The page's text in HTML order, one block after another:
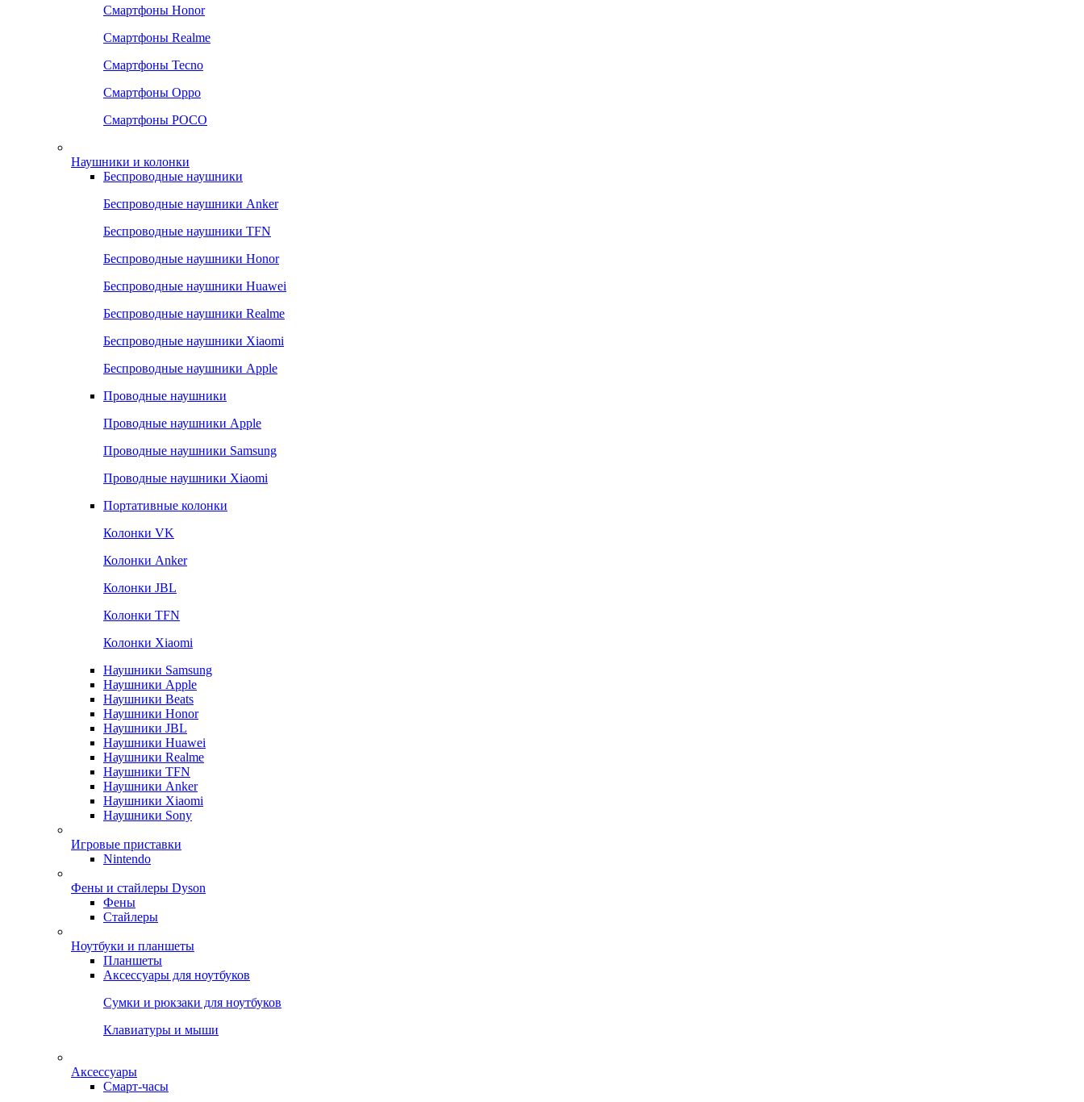
Смартфоны Honor
Смартфоны Realme
Смартфоны Tecno
Смартфоны Oppo
Смартфоны POCO
Наушники и колонки
Беспроводные наушники
Беспроводные наушники Anker
Беспроводные наушники TFN
Беспроводные наушники Honor
Беспроводные наушники Huawei
Беспроводные наушники Realme
Беспроводные наушники Xiaomi
Беспроводные наушники Apple
Проводные наушники
Проводные наушники Apple
Проводные наушники Samsung
Проводные наушники Xiaomi
Портативные колонки
Колонки VK
Колонки Anker
Колонки JBL
Колонки TFN
Колонки Xiaomi
Наушники Samsung
Наушники Apple
Наушники Beats
Наушники Honor
Наушники JBL
Наушники Huawei
Наушники Realme
Наушники TFN
Наушники Anker
Наушники Xiaomi
Наушники Sony
Игровые приставки
Nintendo
Фены и стайлеры Dyson
Фены
Стайлеры
Ноутбуки и планшеты
Планшеты
Аксессуары для ноутбуков
Сумки и рюкзаки для ноутбуков
Клавиатуры и мыши
Аксессуары
Смарт-часы